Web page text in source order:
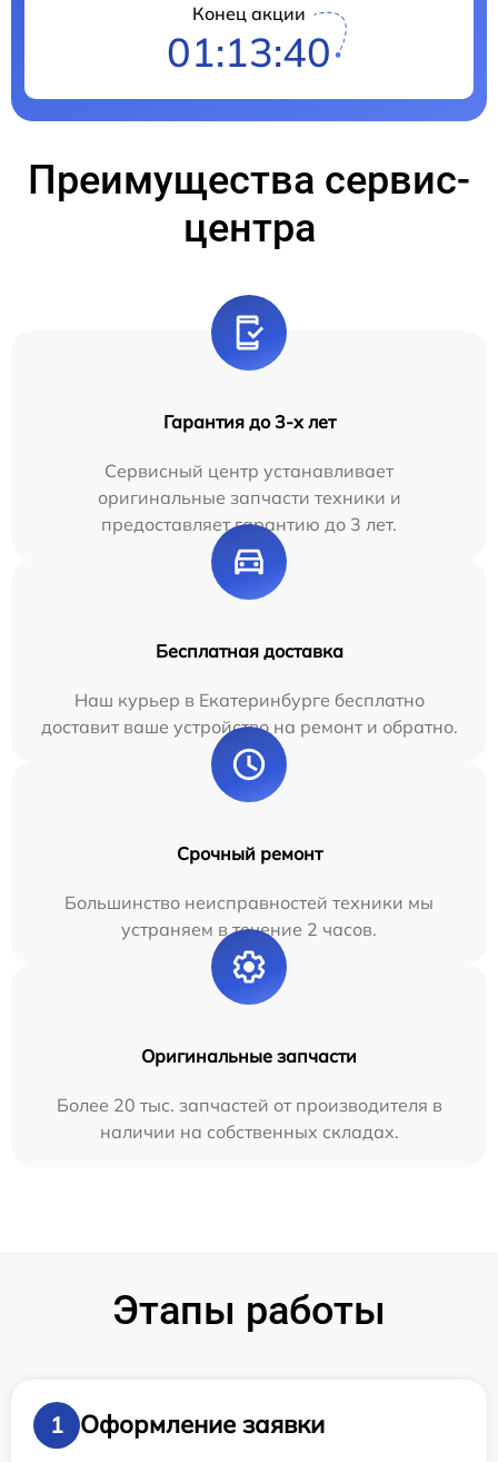
Конец акции
01:13:39
Преимущества сервис-
центра
Гарантия до 3-х лет
Сервисный центр устанавливает
оригинальные запчасти техники и
предоставляет гарантию до 3 лет.
Бесплатная доставка
Наш курьер в Екатеринбурге бесплатно
доставит ваше устройство на ремонт и обратно.
Срочный ремонт
Большинство неисправностей техники мы
устраняем в течение 2 часов.
Оригинальные запчасти
Более 20 тыс. запчастей от производителя в
наличии на собственных складах.
Этапы работы
1
Оформление заявки